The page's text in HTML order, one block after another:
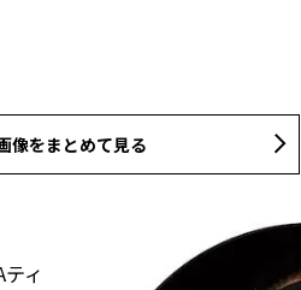
像をまとめて見る
ィ